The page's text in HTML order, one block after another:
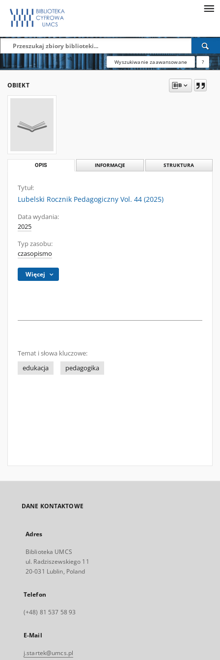
Wyszukiwanie zaawansowane ?
OBIEKT
OPIS INFORMACJE STRUKTURA
Tytuł:
Lubelski Rocznik Pedagogiczny Vol. 44 (2025)
Data wydania:
2025
Typ zasobu:
czasopismo
Więcej
Temat i słowa kluczowe:
edukacja
pedagogika
DANE KONTAKTOWE
Adres
Biblioteka UMCS
ul. Radziszewskiego 11
20-031 Lublin, Poland
Telefon
(+48) 81 537 58 93
E-Mail
j.startek@umcs.pl